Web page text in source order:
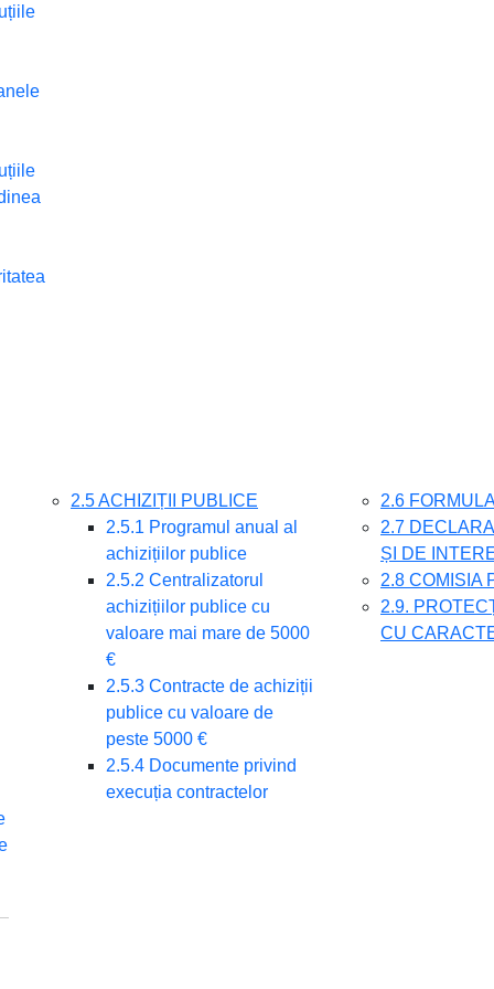
2.5 ACHIZIȚII PUBLICE
2.5.1 Programul anual al
achizițiilor publice
2.5.2 Centralizatorul
achizițiilor publice cu
valoare mai mare de 5000
€
2.5.3 Contracte de achiziții
publice cu valoare de
peste 5000 €
2.5.4 Documente privind
execuția contractelor
2.6
2.7
ȘI DE
2.8 COMISIA
2.9.
CU